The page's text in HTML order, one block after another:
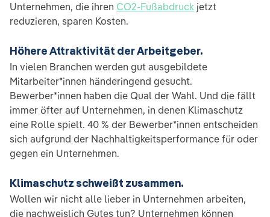
Unternehmen, die ihren CO2-Fußabdruck jetzt
reduzieren, sparen Kosten.
Höhere Attraktivität der Arbeitgeber.
In vielen Branchen werden gut ausgebildete
Mitarbeiter*innen händeringend gesucht.
Bewerber*innen haben die Qual der Wahl. Und die fällt
immer öfter auf Unternehmen, in denen Klimaschutz
eine Rolle spielt. 40 % der Bewerber*innen entscheiden
sich aufgrund der Nachhaltigkeitsperformance für oder
gegen ein Unternehmen.
Klimaschutz schweißt zusammen.
Wollen wir nicht alle lieber in Unternehmen arbeiten,
die nachweislich Gutes tun? Unternehmen können